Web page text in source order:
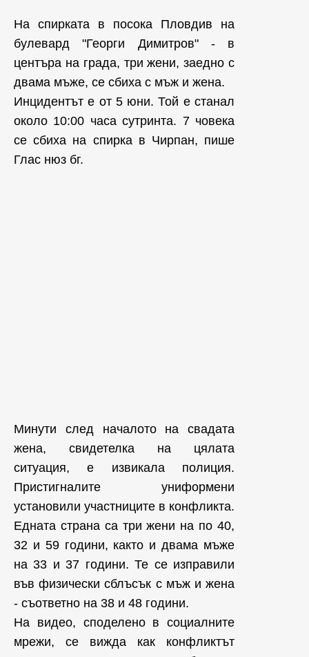
На спирката в посока Пловдив на
булевард "Георги Димитров" - в
центъра на града, три жени, заедно с
двама мъже, се сбиха с мъж и жена.
Инцидентът е от 5 юни. Той е станал
около 10:00 часа сутринта. 7 човека
се сбиха на спирка в Чирпан, пише
Глас нюз бг.
Минути след началото на свадата
жена, свидетелка на цялата
ситуация, е извикала полиция.
Пристигналите униформени
установили участниците в конфликта.
Едната страна са три жени на по 40,
32 и 59 години, както и двама мъже
на 33 и 37 години. Те се изправили
във физически сблъсък с мъж и жена
- съответно на 38 и 48 години.
На видео, споделено в социалните
мрежи, се вижда как конфликтът